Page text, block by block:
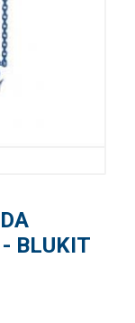
BLUKIT